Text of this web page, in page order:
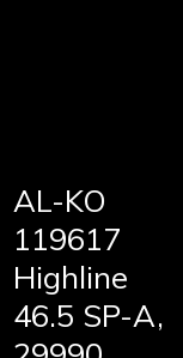
AL-KO
119617
Highline
46.5 SP-A,